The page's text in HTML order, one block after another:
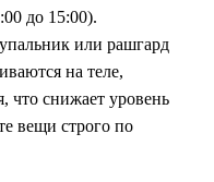
до 15:00).
или рашгард
на теле,
что снижает уровень
вещи строго по